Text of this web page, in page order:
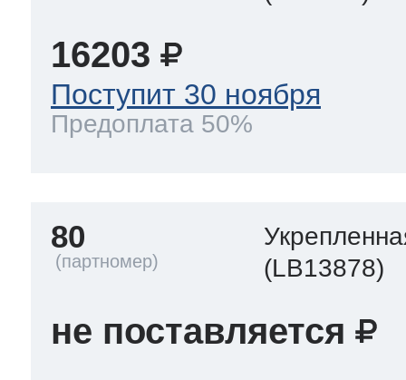
16203
Поступит 30 ноября
Предоплата 50%
80
(LB13878)
не поставляется